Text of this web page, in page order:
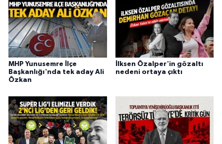
MHP Yunusemre İlçe
Başkanlığı'nda tek aday Ali
Özkan
İlksen Özalper'in gözaltı
nedeni ortaya çıktı